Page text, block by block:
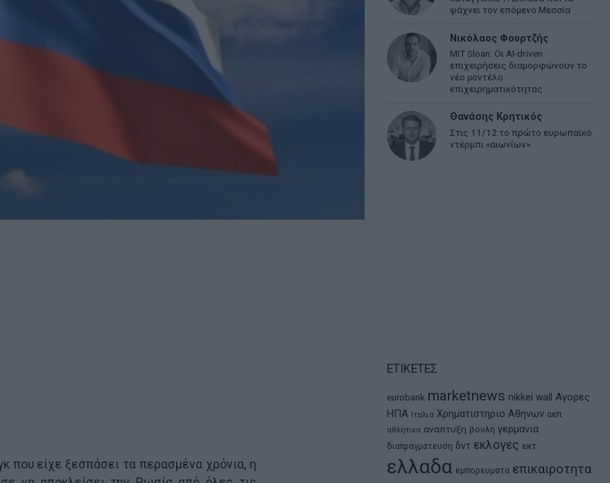
που είχε ξεσπάσει τα περασμένα χρόνια, η
ψάχνει τον επόμενο Μεσσία
Νικόλαος Φουρτζής
MIT Sloan: Οι AI-driven
επιχειρήσεις διαμορφώνουν το
νέο μοντέλο
επιχειρηματικότητας
Θανάσης Κρητικός
Στις 11/12 το πρώτο ευρωπαϊκό
ντέρμπι «αιωνίων»
ΕΤΙΚΕΤΕΣ
eurobank marketnews nikkei wall
Αγορες
ΗΠΑ Ιταλια Χρηματιστηριο Αθηνων αεπ
αθλητικα αναπτυξη βουλη γερμανια
διαπραγματευση δντ εκλογες εκτ
ελλαδα εμπορευματα επικαιροτητα